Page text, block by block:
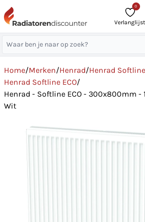
0
Verlanglijst
Home/Merken/Henrad/Henrad Softline
Henrad Softline ECO/
Henrad - Softline ECO - 300x800mm -
Wit